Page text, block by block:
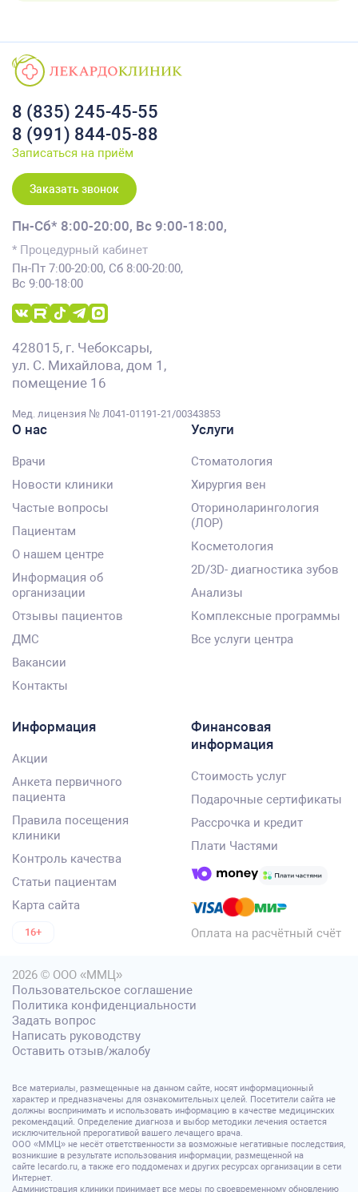
8 (835) 245-45-55
8 (991) 844-05-88
Записаться на приём
Заказать звонок
Пн-Сб* 8:00-20:00, Вс 9:00-18:00,
* Процедурный кабинет
Пн-Пт 7:00-20:00, Сб 8:00-20:00,
Вс 9:00-18:00
428015, г. Чебоксары,
ул. С. Михайлова, дом 1,
помещение 16
Мед. лицензия № Л041-01191-21/00343853
О нас
Врачи
Новости клиники
Частые вопросы
Пациентам
О нашем центре
Информация об
организации
Отзывы пациентов
ДМС
Вакансии
Контакты
Услуги
Стоматология
Хирургия вен
Оториноларингология
(ЛОР)
Косметология
2D/3D- диагностика зубов
Анализы
Комплексные программы
Все услуги центра
Информация
Акции
Анкета первичного
пациента
Правила посещения
клиники
Контроль качества
Статьи пациентам
Карта сайта
16+
Финансовая
информация
Стоимость услуг
Подарочные сертификаты
Рассрочка и кредит
Плати Частями
Оплата на расчётный счёт
2026 © ООО «ММЦ»
Пользовательское соглашение
Политика конфиденциальности
Задать вопрос
Написать руководству
Оставить отзыв/жалобу
Все материалы, размещенные на данном сайте, носят информационный
характер и предназначены для ознакомительных целей. Посетители сайта не
должны воспринимать и использовать информацию в качестве медицинских
рекомендаций. Определение диагноза и выбор методики лечения остается
исключительной прерогативой вашего лечащего врача.
ООО «ММЦ» не несёт ответственности за возможные негативные последствия,
возникшие в результате использования информации, размещенной на
сайте lecardo.ru, а также его поддоменах и других ресурсах организации в сети
Интернет.
Администрация клиники принимает все меры по своевременному обновлению